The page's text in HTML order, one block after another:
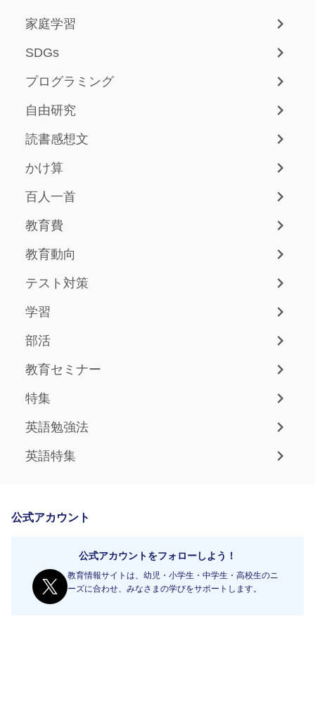
家庭学習
SDGs
プログラミング
自由研究
読書感想文
かけ算
百人一首
教育費
教育動向
テスト対策
学習
部活
教育セミナー
特集
英語勉強法
英語特集
公式アカウント
公式アカウントをフォローしよう！
教育情報サイトは、幼児・小学生・中学生・高校生のニ
ーズに合わせ、みなさまの学びをサポートします。